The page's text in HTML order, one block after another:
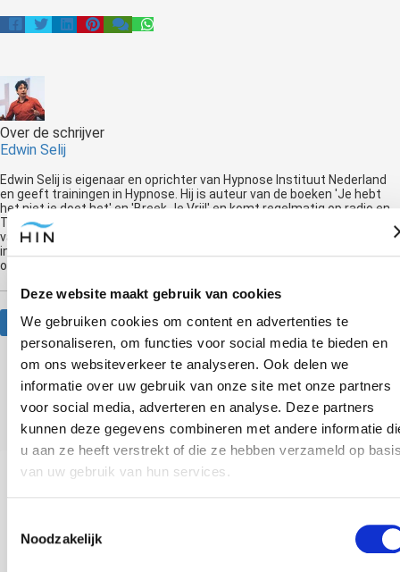
Deze website maakt gebruik van cookies
We gebruiken cookies om content en advertenties te
personaliseren, om functies voor social media te bieden en
om ons websiteverkeer te analyseren. Ook delen we
informatie over uw gebruik van onze site met onze partners
voor social media, adverteren en analyse. Deze partners
kunnen deze gegevens combineren met andere informatie
u aan ze heeft verstrekt of die ze hebben verzameld op
van uw gebruik van hun services.
Noodzakelijk
Over de schrijver
Edwin Selij
Edwin Selij is eigenaar en oprichter van Hypnose Instituut Nederland
en geeft trainingen in Hypnose. Hij is auteur van de boeken 'Je hebt
het niet je doet het' en 'Breek Je Vrij!' en komt regelmatig op radio en
TV om te praten over hypnose. Hij is de nummer 1 Hypnose Trainer
van Nederland en geeft al jaren hypnose trainingen. Hij was de eerste
in Nederland die moderne hypnotherapie via livestream ging
onderwijzen.
Website
Anderen bekeken ook